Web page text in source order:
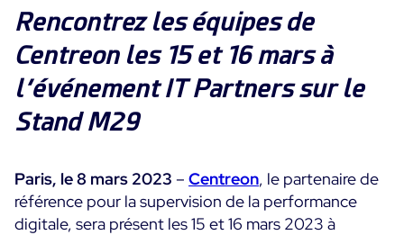
Fonctionnalités
Alertes et notifications temps réel
Maîtrise des coûts intégrée
Correction rapide des problèmes
Tableaux de bord métier & techniques
Mesure de la sobriété numérique
Tests de montée en charge
Démo Produit
Centreon Infra Monitoring - Démo Produit
Centreon Infra Monitoring - Essai gratuit
Centreon Experience Monitoring - Démo Produit
Centreon Experience Monitoring - Essai Gratuit
Cas d’usage
Rencontrezles équipes de
Centreon les 15 et 16 mars à
l’événement IT Partners sur le
Stand M29
Paris, le8 mars 2023 – Centreon, le partenaire de
référence pour la supervision de la performance
digitale, sera présent les 15 et 16 mars 2023 à